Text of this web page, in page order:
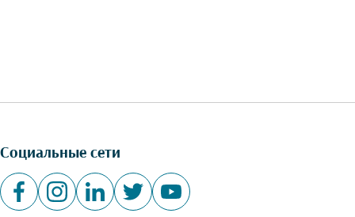
Социальные сети